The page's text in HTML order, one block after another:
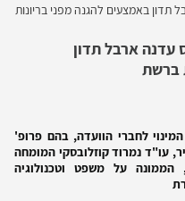
עדנה ארבל תדון
ברשת
לחברי הוועדה, בהם פרופ'
עו"ד נמרוד קוזלובסקי המומחה
הממונה על משפט וטכנולוגיה